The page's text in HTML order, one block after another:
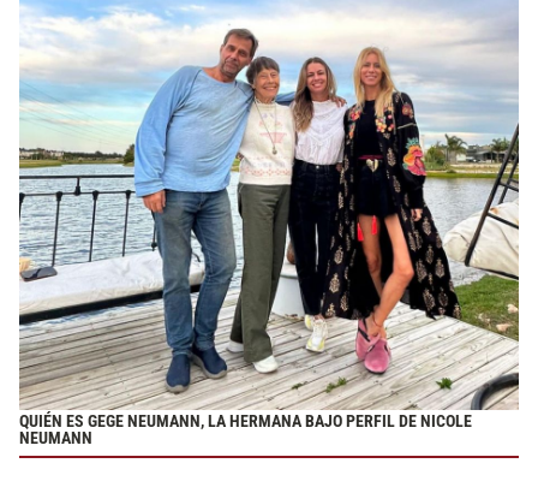
QUIÉN ES GEGE NEUMANN, LA HERMANA BAJO PERFIL DE NICOLE
NEUMANN